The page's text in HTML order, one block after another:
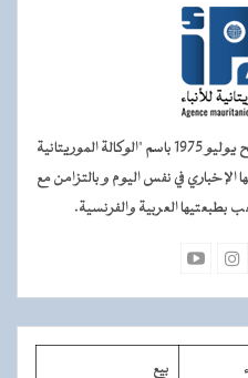
أنشئت الوكالة الموريتانية للأنباء في فاتح يوليو 1975 باسم "الوكالة الموريتانية
في نفس اليوم و بالتزامن مع
العربية والفرنسية.
بيع